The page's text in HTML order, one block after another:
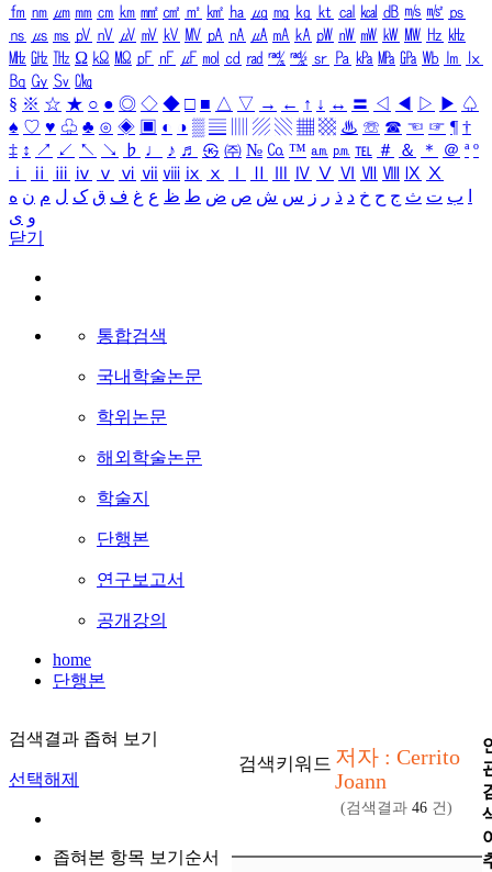
㎙ ㎚ ㎛ ㎜ ㎝ ㎞ ㎟ ㎠ ㎡ ㎢ ㏊ ㎍ ㎎ ㎏ ㏏ ㎈ ㎉ ㏈ ㎧ ㎨ ㎰
㎱ ㎲ ㎳ ㎴ ㎵ ㎶ ㎷ ㎸ ㎹ ㎀ ㎁ ㎂ ㎃ ㎄ ㎺ ㎻ ㎽ ㎾ ㎿ ㎐ ㎑
㎒ ㎓ ㎔ Ω ㏀ ㏁ ㎊ ㎋ ㎌ ㏖ ㏅ ㎭ ㎮ ㎯ ㏛ ㎩ ㎪ ㎫ ㎬ ㏝ ㏐
㏓
㏃ ㏉ ㏜ ㏆
§ ※ ☆ ★ ○ ● ◎ ◇ ◆ □ ■ △ ▽ → ← ↑ ↓ ↔ 〓 ◁ ◀ ▷ ▶ ♤
♠ ♡ ♥ ♧ ♣ ⊙ ◈ ▣ ◐ ◑ ▒ ▤ ▨ ▧ ▦ ▩ ♨ ☏ ☎ ☜ ☞ ¶ †
‡ ↕ ↗ ↙ ↖ ↘ ♭ ♩ ♪ ♬ ㉿ ㈜ № ㏇ ™ ㏂ ㏘ ℡ ＃ ＆ ＊ ＠ ª º
ⅰ
ⅱ ⅲ ⅳ ⅴ ⅵ ⅶ ⅷ ⅸ ⅹ Ⅳ Ⅴ Ⅵ Ⅶ Ⅷ Ⅸ Ⅹ
ب ت ث ج ح خ د ذ ر ز س ش ص ض ط ظ ع غ ف ق ک ل م ن ه
و ی
닫기
통합검색
국내학술논문
학위논문
해외학술논문
학술지
단행본
연구보고서
공개강의
home
단행본
검색결과 좁혀 보기
선택해제
좁혀본 항목 보기순서
검색키워드 저자 : Cerrito
Joann
(검색결과 46 건)